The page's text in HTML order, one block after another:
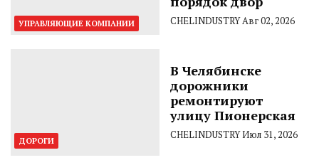
УПРАВЛЯЮЩИЕ КОМПАНИИ CHELINDUSTRYАвг 02, 2026
ДОРОГИ
В Челябинске
дорожники
ремонтируют
улицу Пионерская
CHELINDUSTRYИюл 31, 2026